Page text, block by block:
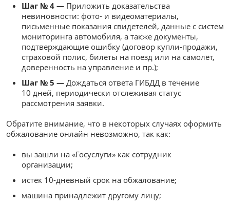
Шаг № 4 — Приложить доказательства
невиновности: фото- и видеоматериалы,
письменные показания свидетелей, данные с систем
мониторинга автомобиля, а также документы,
подтверждающие ошибку (договор купли-продажи,
страховой полис, билеты на поезд или на самолёт,
доверенность на управление и пр.);
Шаг № 5 — Дождаться ответа ГИБДД в течение
10 дней, периодически отслеживая статус
рассмотрения заявки.
Обратите внимание, что в некоторых случаях оформить
обжалование онлайн невозможно, так как:
вы зашли на «Госуслуги» как сотрудник
организации;
истёк 10-дневный срок на обжалование;
машина принадлежит другому лицу;